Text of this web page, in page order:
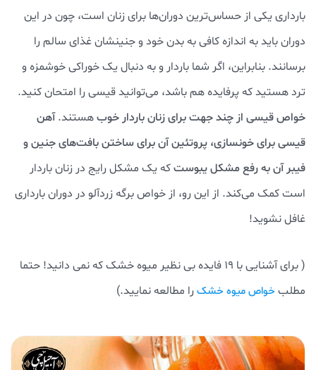
بارداری یکی از حساس‌ترین دوران‌ها برای زنان است، چون در این
دوران باید به اندازه کافی به بدن خود و جنینشان غذای سالم را
برسانند. بنابراین، اگر شما باردار و به دنبال یک خوراکی خوشمزه و
ترد هستید که پرفایده هم باشد، می‌توانید قیسی را امتحان کنید.
خواص قیسی از چند جهت برای زنان باردار خوبهستند.آهن
قیسی برای خونسازی، پروتئین آن برای ساختن بافت‌های جنین و
فیبر آن به رفع مشکل یبوستکه یک مشکل رایج در زنان باردار
است کمک می‌کند. از این رو، از خواص برگه زردآلو در دوران بارداری
غافل نشوید!
( برای آشنایی با 19 فایده بی نظیر میوه خشک که نمی دانید! حتما
مطلب خواص میوه خشک را مطالعه نمایید.)